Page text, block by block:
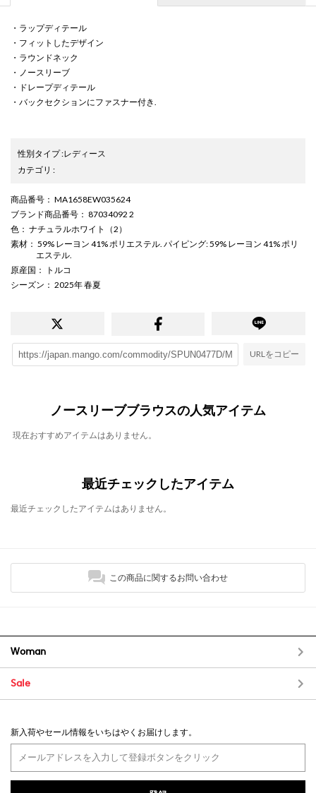
・ラップディテール
・フィットしたデザイン
・ラウンドネック
・ノースリーブ
・ドレープディテール
・バックセクションにファスナー付き.
性別タイプ:レディース
カテゴリ :
商品番号 ： MA1658EW035624
ブランド商品番号 ： 87034092 2
色 ： ナチュラルホワイト（2）
素材 ： 59% レーヨン 41% ポリエステル. パイピング: 59% レーヨン 41% ポリ
エステル.
原産国 ： トルコ
シーズン ： 2025年 春夏
URLをコピー
ノースリーブブラウスの人気アイテム
現在おすすめアイテムはありません。
最近チェックしたアイテム
最近チェックしたアイテムはありません。
この商品に関するお問い合わせ
Woman
Sale
新入荷やセール情報をいちはやくお届けします。